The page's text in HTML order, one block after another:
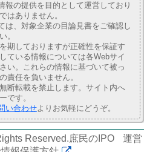
報の提供を目的として運営しており
はありません。
は、対象企業の目論見書をご確認し
。
期しておりますが正確性を保証す
ている情報については各Webサイ
い。これらの情報に基づいて被っ
責任を負いません。
断転載を禁止します。サイト内へ
です。
い合わせよりお気軽にどうぞ。
Reserved.庶民のIPO
運営